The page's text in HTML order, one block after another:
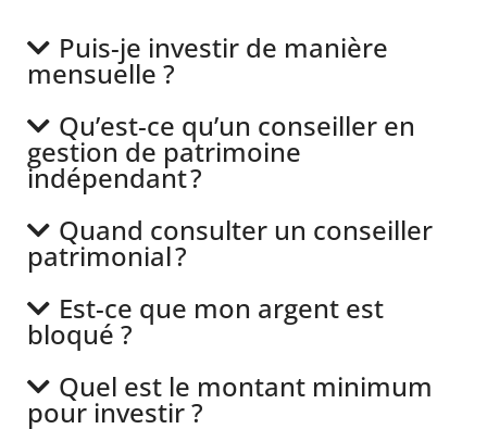
Puis-je investir de manière
mensuelle ?
Qu’est-ce qu’un conseiller en
gestion de patrimoine
indépendant ?
Quand consulter un conseiller
patrimonial ?
Est-ce que mon argent est
bloqué ?
Quel est le montant minimum
pour investir ?